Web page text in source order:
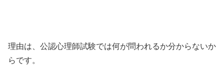
理由は、公認心理師試験では何が問われるか分からないか
らです。